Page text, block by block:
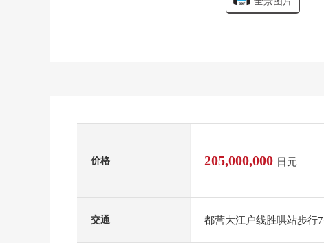
价格 205,000,000 日元
交通 都营大江户线胜哄站步行